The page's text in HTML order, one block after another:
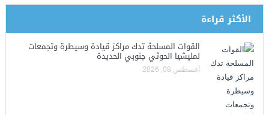
الأكثر قراءة
القوات المسلحة تدك مراكز قيادة وسيطرة وتجمعات
لمليشيا الحوثي جنوبي الحديدة
أغسطس 08, 2026